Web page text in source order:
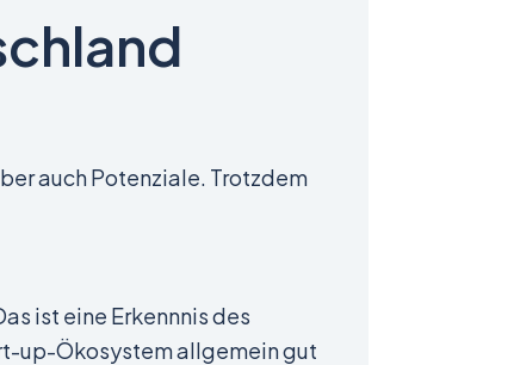
auch Potenziale. Trotzdem
ist eine Erkennnis des
up-Ökosystem allgemein gut